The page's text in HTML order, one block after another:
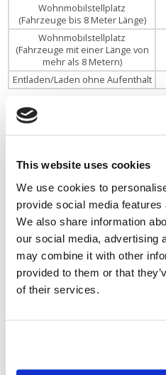
This website uses cookies
We use cookies to
provide social media
We also share information
our social media, advertising
may combine it with other
provided to them or that
of their services.
Wohnmobilstellplatz
(Fahrzeuge bis 8 Meter Länge)
Wohnmobilstellplatz
(Fahrzeuge mit einer Länge von
mehr als 8 Metern)
Entladen/Laden ohne Aufenthalt
DerStromverbrauch
ist von den
beträgt € 0,60 kWh.
Es gibt eine Kurtaxe
von € 0,50 pro
Gemeinde Desenzano del Garda
Wir akzeptieren keine Buchungen
Ganzjährig geöffnet
Zeitraum
Mai - Jun - Jul - Aug - Sept
Okt - Mar - Apr
Nov - Dez - Jan - Feb
Informationsanfrage